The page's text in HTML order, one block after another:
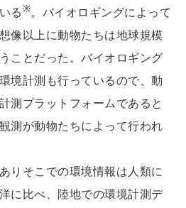
る※。バイオロギングによって
像以上に動物たちは地球規模
ことだった。バイオロギング
境計測も行っているので、動
測プラットフォームであると
測が動物たちによって行われ
りそこでの環境情報は人類に
に比べ、陸地での環境計測デ